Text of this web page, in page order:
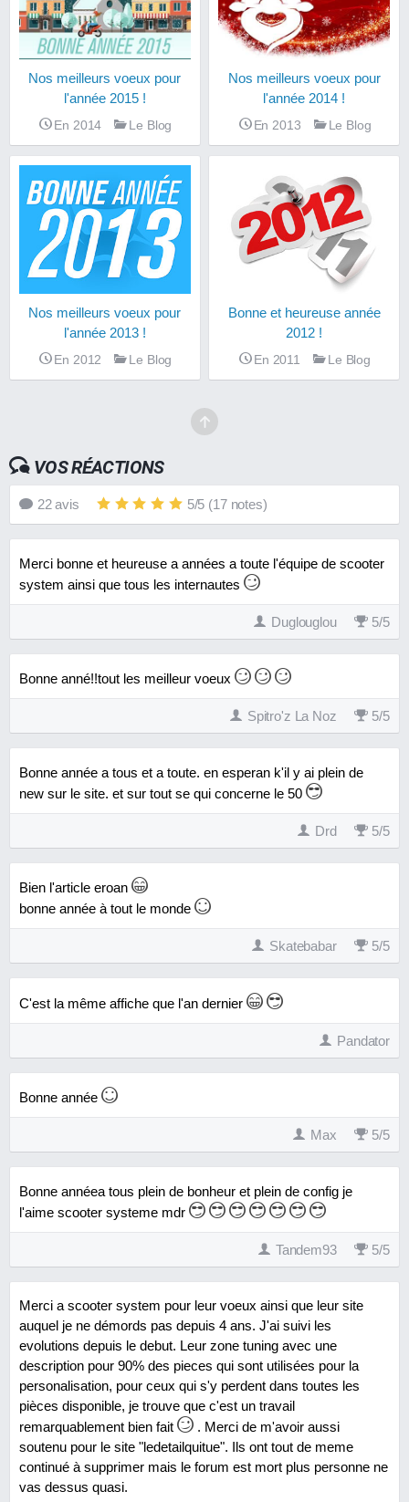
Nos meilleurs voeux pour
l'année 2015 !
En 2014 Le Blog
Nos meilleurs voeux pour
l'année 2014 !
En 2013 Le Blog
Nos meilleurs voeux pour
l'année 2013 !
En 2012 Le Blog
Bonne et heureuse année
2012 !
En 2011 Le Blog
VOS RÉACTIONS
22avis 5/5 (17notes)
Merci bonne et heureuse a années a toute l'équipe de scooter
system ainsi que tous les internautes
Duglouglou 5/5
Bonne anné!!tout les meilleur voeux
Spitro'z La Noz 5/5
Bonne année a tous et a toute. en esperan k'il y ai plein de
new sur le site. et sur tout se qui concerne le 50
Drd 5/5
Bien l'article eroan
bonne année à tout le monde
Skatebabar 5/5
C'est la même affiche que l'an dernier
Pandator
Bonne année
Max 5/5
Bonne annéea tous plein de bonheur et plein de config je
l'aime scooter systeme mdr
Tandem93 5/5
Merci a scooter system pour leur voeux ainsi que leur site
auquel je ne démords pas depuis 4 ans. J'ai suivi les
evolutions depuis le debut. Leur zone tuning avec une
description pour 90% des pieces qui sont utilisées pour la
personalisation, pour ceux qui s'y perdent dans toutes les
pièces disponible, je trouve que c'est un travail
remarquablement bien fait
. Merci de m'avoir aussi
soutenu pour le site "ledetailquitue". Ils ont tout de meme
continué à supprimer mais le forum est mort plus personne ne
vas dessus quasi.